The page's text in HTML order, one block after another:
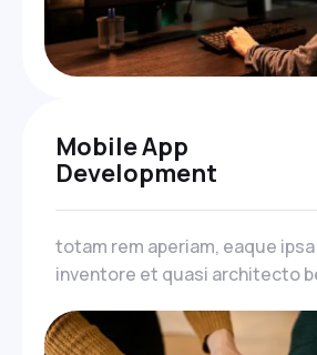
Mobile App
Development
totam rem aperiam, eaque
inventore et quasi architecto